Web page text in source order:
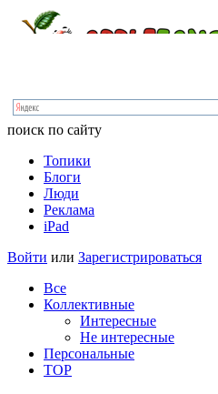
поиск по сайту
Топики
Блоги
Люди
Реклама
iPad
Войти или Зарегистрироваться
Все
Коллективные
Интересные
Не интересные
Персональные
TOP